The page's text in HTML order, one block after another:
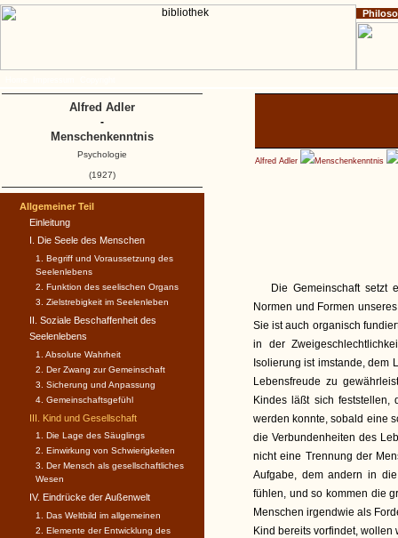
Alfred Adler Menschenkenntnis
Die Gemeinschaft setzt
Normen und Formen
Sie ist auch organisch
in der
Isolierung ist imstande, dem
Lebensfreude zu
Kindes läßt sich
werden konnte, sobald eine
die Verbundenheiten des
nicht eine Trennung der
Aufgabe, dem andern in
fühlen, und so kommen die
Menschen irgendwie als
Kind bereits vorfindet,
Allgemeiner Teil
Einleitung
I. Die Seele des Menschen
1. Begriff und Voraussetzung des
Seelenlebens
2. Funktion des seelischen Organs
3. Zielstrebigkeit im Seelenleben
II. Soziale Beschaffenheit des
Seelenlebens
1. Absolute Wahrheit
2. Der Zwang zur Gemeinschaft
3. Sicherung und Anpassung
4. Gemeinschaftsgefühl
III. Kind und Gesellschaft
1. Die Lage des Säuglings
2. Einwirkung von Schwierigkeiten
3. Der Mensch als gesellschaftli­ches
Wesen
IV. Eindrücke der Außenwelt
1. Das Weltbild im allgemeinen
2. Elemente der Entwicklung des
Alfred Adler
-
Menschenkenntnis
Psychologie
(1927)